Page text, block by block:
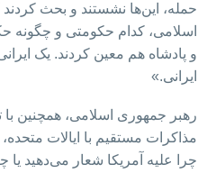
حمله، این‌ها نشستند و بحث کردند
اسلامی، کدام حکومتی و چگونه
و پادشاه هم معین کردند. یک
ایرانی.»
رهبر جمهوری اسلامی، همچنین با
مذاکرات مستقیم با ایالات
چرا علیه آمریکا شعار می‌دهید یا